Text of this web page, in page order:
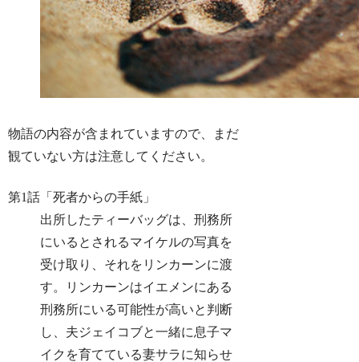
物語の内容が含まれていますので、まだ
観ていない方は注意してください。
第1話「死者からの手紙」
出所したティーバッグは、刑務所
にいるとされるマイケルの写真を
受け取り、それをリンカーンに渡
す。リンカーンはイエメンにある
刑務所にいる可能性が高いと判断
し、夫ジェイコブと一緒に息子マ
イクを育てている妻サラに知らせ